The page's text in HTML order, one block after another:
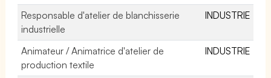
Responsable d'atelier de blanchisserie
industrielle
INDUSTRIE
Animateur / Animatrice d'atelier de
production textile
INDUSTRIE